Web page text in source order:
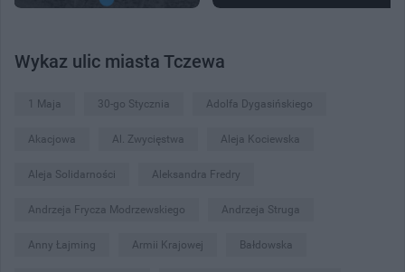
Wykaz ulic miasta Tczewa
1 Maja 30-go Stycznia Adolfa Dygasińskiego
Akacjowa Al. Zwycięstwa Aleja Kociewska
Aleja Solidarności Aleksandra Fredry
Andrzeja Frycza Modrzewskiego Andrzeja Struga
Anny Łajming Armii Krajowej Bałdowska